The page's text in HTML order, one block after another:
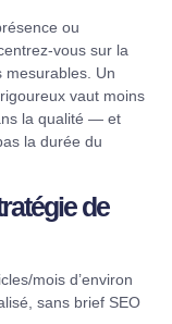
ou
vous sur la
mesurables. Un
vaut moins
la qualité — et
la durée du
de
mois d’environ
sans brief SEO